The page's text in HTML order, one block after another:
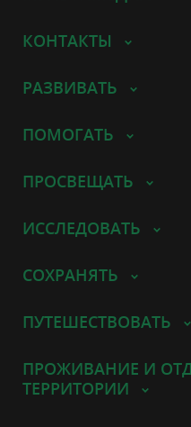
КОНТАКТЫ
РАЗВИВАТЬ
ПОМОГАТЬ
ПРОСВЕЩАТЬ
ИССЛЕДОВАТЬ
СОХРАНЯТЬ
ПУТЕШЕСТВОВАТЬ
ПРОЖИВАНИЕ И
ТЕРРИТОРИИ